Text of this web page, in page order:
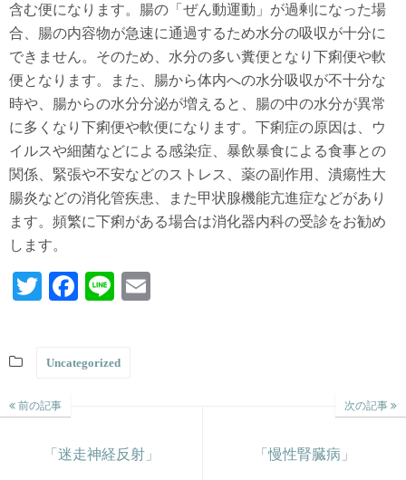
含む便になります。腸の「ぜん動運動」が過剰になった場
合、腸の内容物が急速に通過するため水分の吸収が十分に
できません。そのため、水分の多い糞便となり下痢便や軟
便となります。また、腸から体内への水分吸収が不十分な
時や、腸からの水分分泌が増えると、腸の中の水分が異常
に多くなり下痢便や軟便になります。下痢症の原因は、ウ
イルスや細菌などによる感染症、暴飲暴食による食事との
関係、緊張や不安などのストレス、薬の副作用、潰瘍性大
腸炎などの消化管疾患、また甲状腺機能亢進症などがあり
ます。頻繁に下痢がある場合は消化器内科の受診をお勧め
します。
T
r
Fa
ok
Li
Uncategorized
前の記事
「迷走神経反射」
次の記事
「慢性腎臓病」